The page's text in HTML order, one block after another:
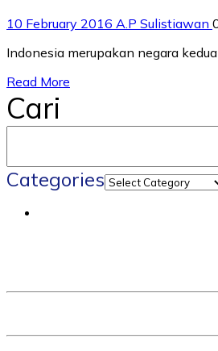
10 February 2016 A.P Sulistiawan
Indonesia merupakan negara
Read More
Cari
Categories